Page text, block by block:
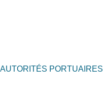
AUTORITÉS PORTUAIRES